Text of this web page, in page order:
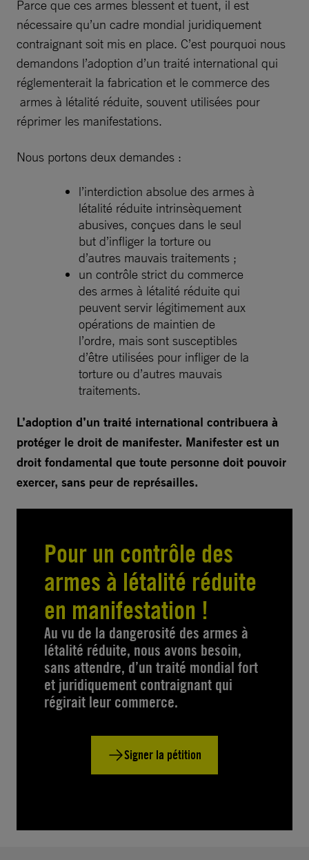
Parce que ces armes blessent et tuent, il est
nécessaire qu’un cadre mondial juridiquement
contraignant soit mis en place. C’est pourquoi nous
demandons l’adoption d’un traité international qui
réglementerait la fabrication et le commerce des
armes à létalité réduite, souvent utilisées pour
réprimer les manifestations.
Nous portons deux demandes :
l’interdiction absolue des armes à
létalité réduite intrinsèquement
abusives, conçues dans le seul
but d’infliger la torture ou
d’autres mauvais traitements ;
un contrôle strict du commerce
des armes à létalité réduite qui
peuvent servir légitimement aux
opérations de maintien de
l’ordre, mais sont susceptibles
d’être utilisées pour infliger de la
torture ou d’autres mauvais
traitements.
L’adoption d’un traité international contribuera à
protéger le droit de manifester. Manifester est un
droit fondamental que toute personne doit pouvoir
exercer, sans peur de représailles.
Pour un contrôle des
armes à létalité réduite
en manifestation !
Au vu de la dangerosité des armes à
létalité réduite, nous avons besoin,
sans attendre, d’un traité mondial fort
et juridiquement contraignant qui
régirait leur commerce.
Signer la pétition